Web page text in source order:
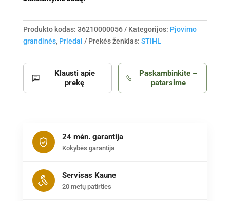
Produkto kodas: 36210000056 Kategorijos: Pjovimo
grandinės, Priedai Prekės ženklas: STIHL
Klausti apie
prekę
Paskambinkite –
patarsime
24 mėn. garantija
Kokybės garantija
Servisas Kaune
20 metų patirties